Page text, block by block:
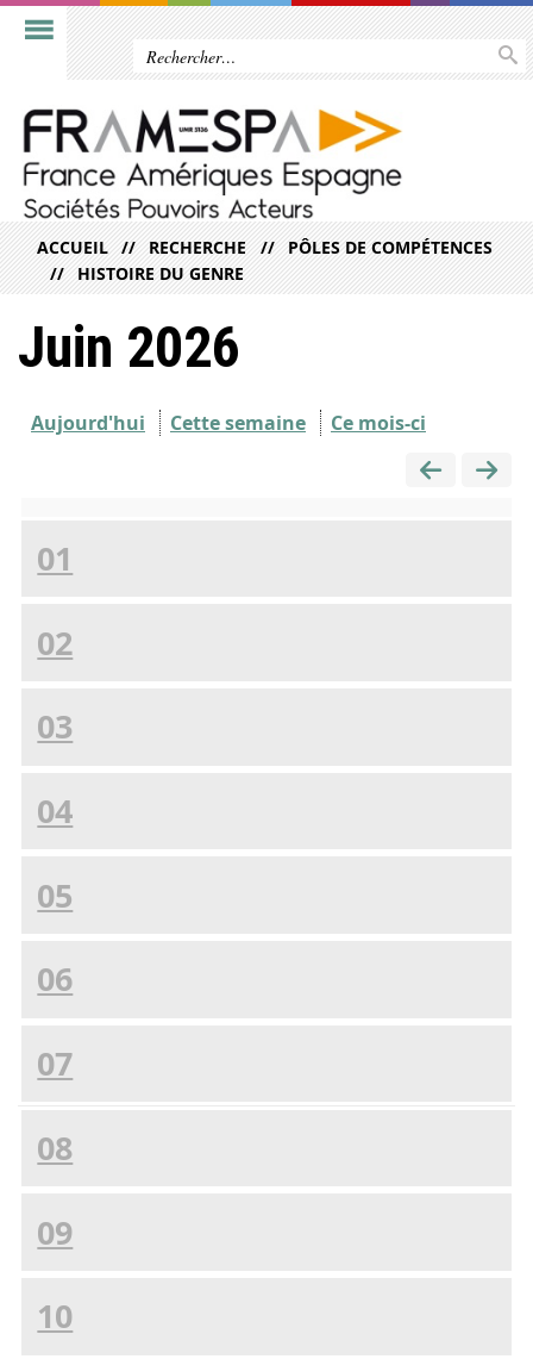
ACCUEIL RECHERCHE
PÔLES DE COMPÉTENCES
HISTOIRE DU GENRE
Juin 2026
Aujourd'hui Cette semaine Ce mois-ci
01
02
03
04
05
06
07
08
09
10